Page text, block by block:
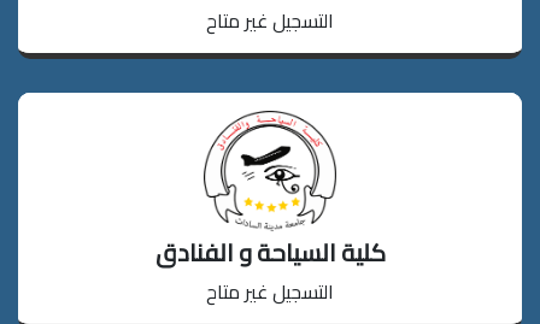
التسجيل غير متاح
كلية السياحة و الفنادق
التسجيل غير متاح
دخول